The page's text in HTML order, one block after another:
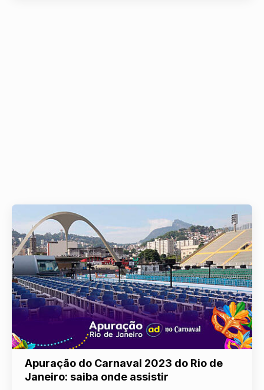
Apuração do Carnaval 2023 do Rio de
Janeiro: saiba onde assistir